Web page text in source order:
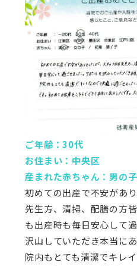
ご年齢：30代
お住まい：中央区
産まれた赤ちゃん：男の
初めての出産で不安があ
先生方、清掃、配膳の方
も出産時も毎日安心して
沢山していただき本当に
院内もとても清潔でキレ